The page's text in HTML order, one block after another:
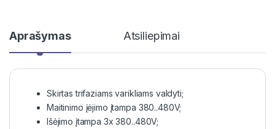
Aprašymas Atsiliepimai
Skirtas trifaziams varikliams valdyti;
Maitinimo įėjimo įtampa 380..480V;
Išėjimo įtampa 3x 380..480V;